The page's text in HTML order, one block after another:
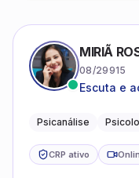
MIRIÃ
08/29915
Escuta e
Psicanálise
CRP ativo